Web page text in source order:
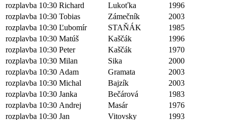
rozplavba 10:30 Richard Lukoťka
1996
rozplavba 10:30 Tobias Zámečník
2003
rozplavba 10:30 Ľubomír STAŇÁK
1985
rozplavba 10:30 Matúš Kaščák
1996
rozplavba 10:30 Peter Kaščák
1970
rozplavba 10:30 Milan Sika
2000
rozplavba 10:30 Adam Gramata
2003
rozplavba 10:30 Michal Bajzík
2003
rozplavba 10:30 Janka Bečárová
1983
rozplavba 10:30 Andrej Masár
1976
rozplavba 10:30 Jan Vitovsky
1993